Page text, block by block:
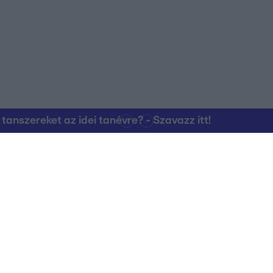
az idei tanévre? - Szavazz itt!